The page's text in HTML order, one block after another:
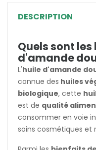
DESCRIPTION
Quels sont
d'amande
L'huile d'amande
connue des huiles
biologique, cette
est de qualité
consommer en voie
soins cosmétiques